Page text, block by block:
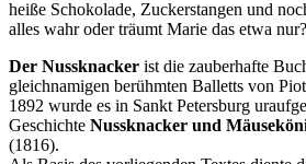
heiße Schokolade, Zuckerstangen und
alles wahr oder träumt Marie das etwa nur?
Der Nussknacker ist die zauberhafte
gleichnamigen berühmten Balletts von
1892 wurde es in Sankt Petersburg
Geschichte Nussknacker und
(1816).